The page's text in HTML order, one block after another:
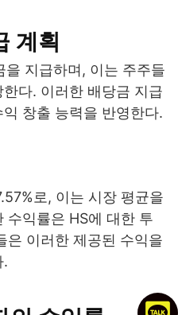
계획
지급하며, 이는 주주들
다. 이러한 배당금 지급
창출 능력을 반영한다.
로, 이는 시장 평균을
수익률은 HS에 대한 투
은 이러한 제공된 수익을
.